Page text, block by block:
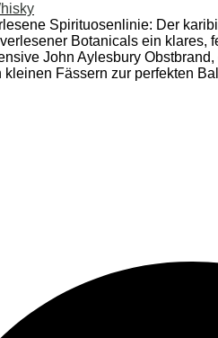
Spirituosenlinie: Der
Botanicals ein
John Aylesbury
kleinen Fässern zur perfekten